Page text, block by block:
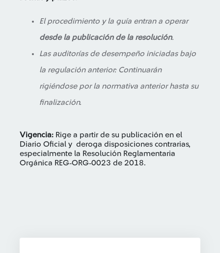
El procedimiento y la guía entran a operar
desde la publicación de la resolución.
Las auditorías de desempeño iniciadas bajo
la regulación anterior: Continuarán
rigiéndose por la normativa anterior hasta su
finalización.
Vigencia: Rige a partir de su publicación en el
Diario Oficial y deroga disposiciones contrarias,
especialmente la Resolución Reglamentaria
Orgánica REG‑ORG‑0023 de 2018.